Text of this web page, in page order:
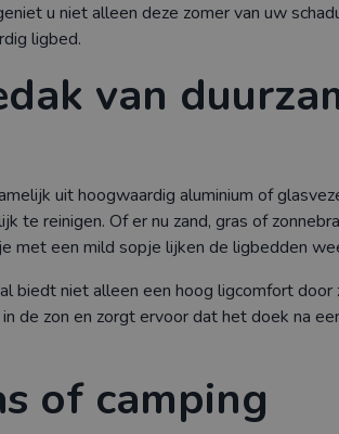
u niet alleen deze zomer van uw
ligbed.
van
uit hoogwaardig aluminium of
te reinigen. Of er nu zand, gras of
met een mild sopje lijken de ligbedden
niet alleen een hoog ligcomfort door
zon en zorgt ervoor dat het doek na
of camping